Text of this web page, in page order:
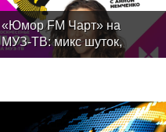
«Юмор FM Чарт» на
МУЗ‑ТВ: микс шуток,
песен и позитива